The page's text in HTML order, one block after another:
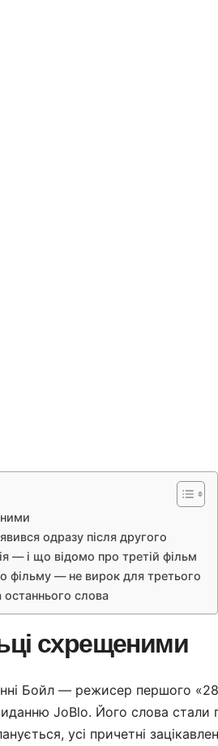
одразу після другого
— і що відомо про третій фільм
фільму — не вирок для третього
слова
схрещеними
Бойл — режисер першого «28
JoBlo. Його слова стали
усі причетні